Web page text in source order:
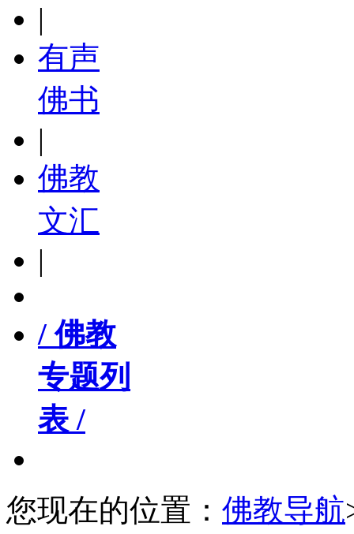
|
有声
佛书
|
佛教
文汇
|
/ 佛教
专题列
表 /
您现在的位置： 佛教导航